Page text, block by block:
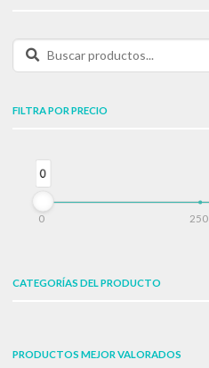
Buscar productos:
FILTRA POR PRECIO
0
0 250
CATEGORÍAS DEL PRODUCTO
PRODUCTOS MEJOR VALORADOS